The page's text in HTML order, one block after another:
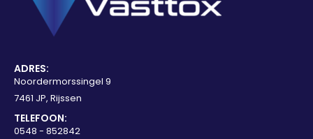
ADRES:
Noordermorssingel 9
7461 JP, Rijssen
TELEFOON:
0548 - 852842